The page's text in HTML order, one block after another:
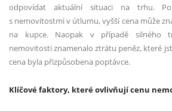
odpovídat aktuální situaci na trhu.
s nemovitostmi v útlumu, vyšší cena může
na kupce. Naopak v případě silného
nemovitosti znamenalo ztrátu peněz, které
cena byla přizpůsobena poptávce.
Klíčové faktory, které ovlivňují cenu